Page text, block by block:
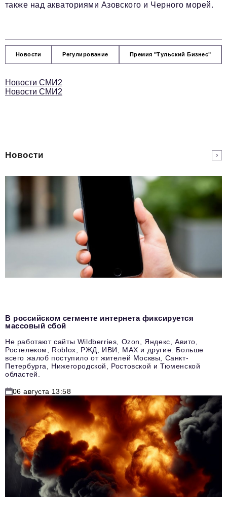
также над акваториями Азовского и Черного морей.
Новости Регулирование Премия "Тульский Бизнес"
Новости СМИ2
Новости СМИ2
Новости
В российском сегменте интернета фиксируется
массовый сбой
Не работают сайты Wildberries, Ozon, Яндекс, Авито,
Ростелеком, Roblox, РЖД, ИВИ, MAX и другие. Больше
всего жалоб поступило от жителей Москвы, Санкт-
Петербурга, Нижегородской, Ростовской и Тюменской
областей.
06 августа 13:58